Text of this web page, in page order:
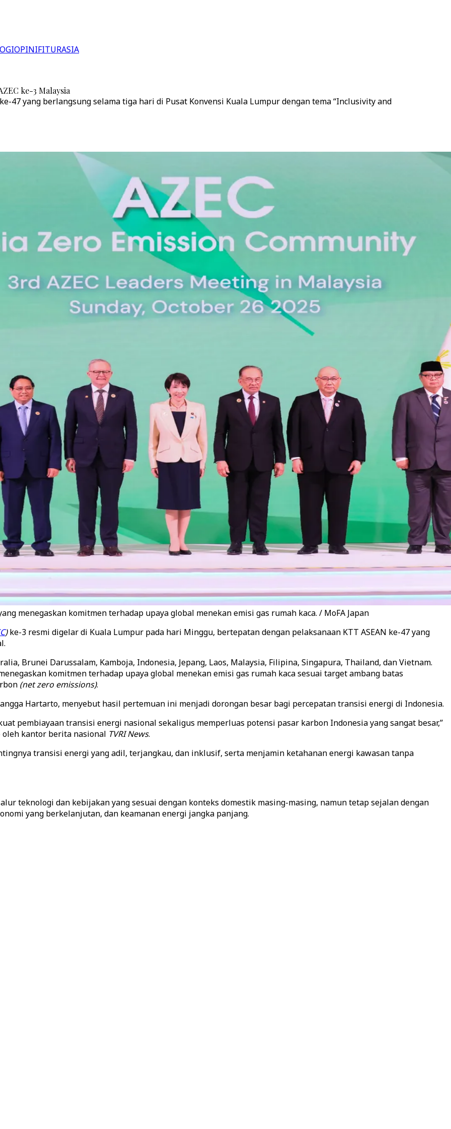
OPINIFITURASIA
ke-3 Malaysia
47 yang berlangsung selama tiga hari di Pusat Konvensi Kuala Lumpur dengan tema “Inclusivity and
menegaskan komitmen terhadap upaya global menekan emisi gas rumah kaca. / MoFA Japan
)ke-3 resmi digelar di Kuala Lumpur pada hari Minggu, bertepatan dengan pelaksanaan KTT ASEAN ke-47 yang
Brunei Darussalam, Kamboja, Indonesia, Jepang, Laos, Malaysia, Filipina, Singapura, Thailand, dan Vietnam.
komitmen terhadap upaya global menekan emisi gas rumah kaca sesuai target ambang batas
(net zero emissions).
Hartarto, menyebut hasil pertemuan ini menjadi dorongan besar bagi percepatan transisi energi di Indonesia.
pembiayaan transisi energi nasional sekaligus memperluas potensi pasar karbon Indonesia yang sangat besar,”
kantor berita nasional TVRI News.
transisi energi yang adil, terjangkau, dan inklusif, serta menjamin ketahanan energi kawasan tanpa
teknologi dan kebijakan yang sesuai dengan konteks domestik masing-masing, namun tetap sejalan dengan
yang berkelanjutan, dan keamanan energi jangka panjang.